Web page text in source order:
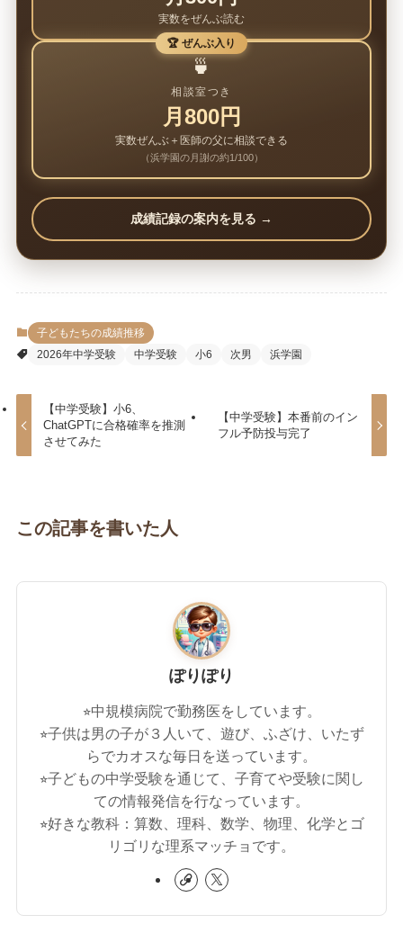
実数をぜんぶ読む
🏆 ぜんぶ入り
🍵
相談室つき
月800円
実数ぜんぶ＋医師の父に相談できる
（浜学園の月謝の約1/100）
成績記録の案内を見る →
子どもたちの成績推移
2026年中学受験
中学受験 小6 次男 浜学園
【中学受験】小6、
ChatGPTに合格確率を推測
させてみた
【中学受験】本番前のイン
フル予防投与完了
この記事を書いた人
ぽりぽり
⭐︎中規模病院で勤務医をしています。
⭐︎子供は男の子が３人いて、遊び、ふざけ、いたず
らでカオスな毎日を送っています。
⭐︎子どもの中学受験を通じて、子育てや受験に関し
ての情報発信を行なっています。
⭐︎好きな教科：算数、理科、数学、物理、化学とゴ
リゴリな理系マッチョです。